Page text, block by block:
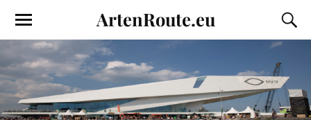
ArtenRoute.eu